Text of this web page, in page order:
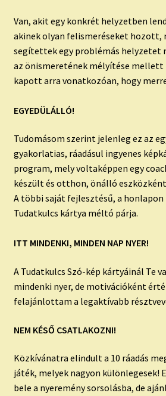
Van, akit egy konkrét helyzetben
akinek olyan felismeréseket hozott,
segítettek egy problémás helyzetet
az önismeretének mélyítése mellett
kapott arra vonatkozóan, hogy
EGYEDÜLÁLLÓ!
Tudomásom szerint jelenleg ez az
gyakorlatias, ráadásul ingyenes
program, mely voltaképpen egy
készült és otthon, önálló
A többi saját fejlesztésű, a
Tudatkulcs kártya méltó párja.
ITT MINDENKI, MINDEN NAP NYER!
A Tudatkulcs Szó-kép kártyáinál Te
mindenki nyer, de motivációként
felajánlottam a legaktívabb
NEM KÉSŐ CSATLAKOZNI!
Közkívánatra elindult a 10 ráadás
játék, melyek nagyon különlegesek!
bele a nyeremény sorsolásba, de